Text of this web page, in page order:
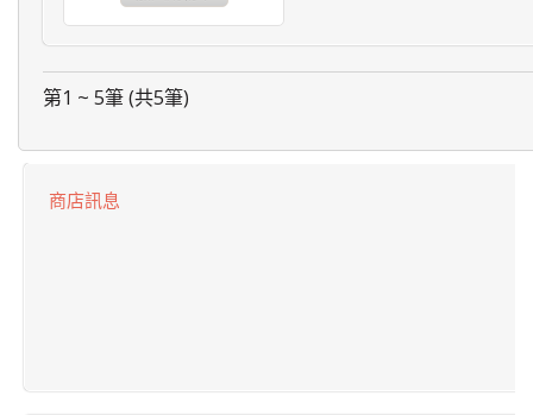
第1 ~ 5筆 (共5筆)
商店訊息